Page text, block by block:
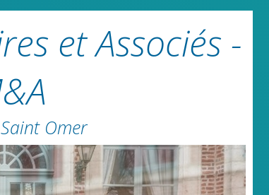
et Associés -
Omer